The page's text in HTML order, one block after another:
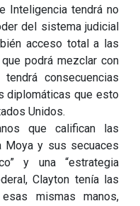
Inteligencia tendrá no
del sistema judicial
acceso total a las
podrá mezclar con
consecuencias
diplomáticas que esto
Unidos.
que califican las
Moya y sus secuaces
y una “estrategia
Clayton tenía las
mismas manos,